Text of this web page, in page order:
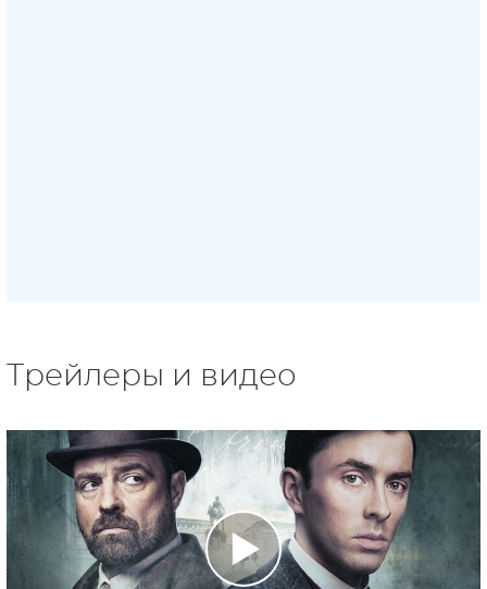
Трейлеры и видео